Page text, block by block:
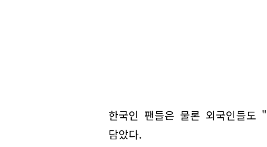
한국인 팬들은 물론 외국인들도
담았다.